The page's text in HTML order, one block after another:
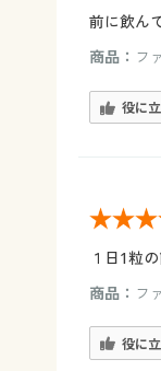
前に飲ん
商品： フ
役に
１日1粒
商品： フ
役に